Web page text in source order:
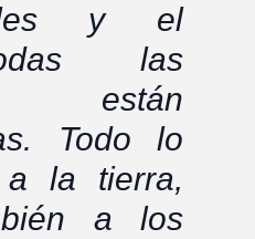
y el
las
están
Todo lo
la tierra,
a los